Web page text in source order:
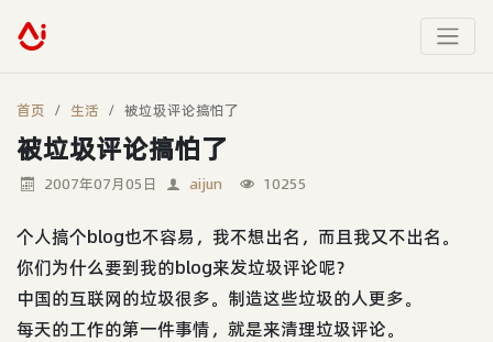
首页 生活 被垃圾评论搞怕了
被垃圾评论搞怕了
2007年07月05日 aijun 10255
个人搞个blog也不容易，我不想出名，而且我又不出名。
你们为什么要到我的blog来发垃圾评论呢？
中国的互联网的垃圾很多。制造这些垃圾的人更多。
每天的工作的第一件事情，就是来清理垃圾评论。